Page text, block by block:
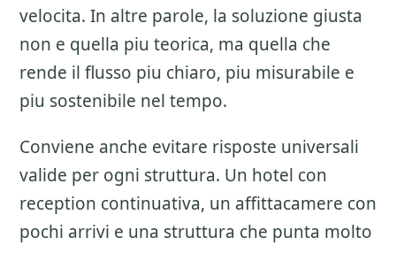
velocita. In altre parole, la soluzione giusta
non e quella piu teorica, ma quella che
rende il flusso piu chiaro, piu misurabile e
piu sostenibile nel tempo.
Conviene anche evitare risposte universali
valide per ogni struttura. Un hotel con
reception continuativa, un affittacamere con
pochi arrivi e una struttura che punta molto